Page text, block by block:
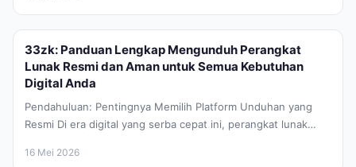
33zk: Panduan Lengkap Mengunduh Perangkat
Lunak Resmi dan Aman untuk Semua Kebutuhan
Digital Anda
Pendahuluan: Pentingnya Memilih Platform Unduhan yang
Resmi Di era digital yang serba cepat ini, perangkat lunak
16 Mei 2026